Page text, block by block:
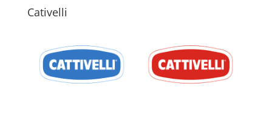
Cativelli